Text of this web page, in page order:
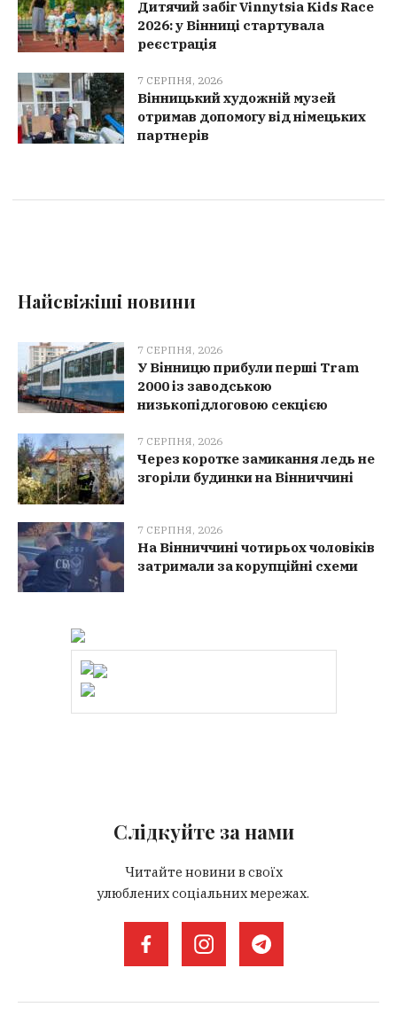
Дитячий забіг Vinnytsia Kids Race
2026: у Вінниці стартувала
реєстрація
7 СЕРПНЯ, 2026
Вінницький художній музей
отримав допомогу від німецьких
партнерів
Найсвіжіші новини
7 СЕРПНЯ, 2026
У Вінницю прибули перші Tram
2000 із заводською
низькопідлоговою секцією
7 СЕРПНЯ, 2026
Через коротке замикання ледь не
згоріли будинки на Вінниччині
7 СЕРПНЯ, 2026
На Вінниччині чотирьох чоловіків
затримали за корупційні схеми
Слідкуйте за нами
Читайте новини в своїх
улюблених соціальних мережах.